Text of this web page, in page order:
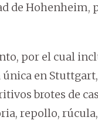
de Hohenheim,
por el cual
en
brotes de
repollo,